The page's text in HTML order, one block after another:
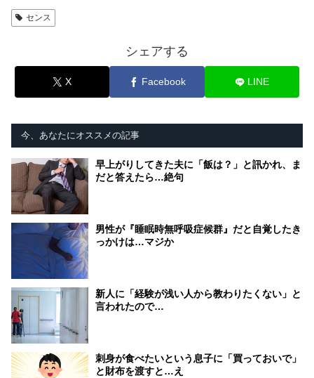
センス
シェアする
X Facebook LINE
今、あなたにオススメの記事
早上がりしてきた夫に「飯は？」と訊かれ、ま
だと答えたら…絶句
男性が『睡眠時無呼吸症候群』だと自覚したき
っかけは…マジか
新人に「経験が浅い人から教わりたくない」と
言われたので…
刺身が食べたいという息子に「買っておいで」
と財布を渡すと…え